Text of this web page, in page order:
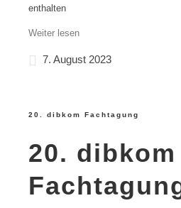
enthalten
Weiter lesen
7. August 2023
20. dibkom Fachtagung
20. dibkom